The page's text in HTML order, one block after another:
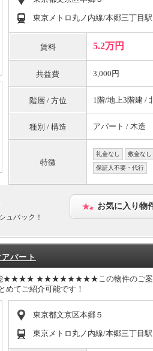
東京メトロ丸ノ内線/本郷三丁目
賃料 5.2万円
共益費 3,000円
階層 / 方位 1階/地上3階建 /
種別 / 構造 アパート / 木造
特徴
礼金なし 敷金なし
保証人不要・代行
ュバック！
お気に入り物
パート
能★★★★ ★★★★★★★★この物件のご
めてご紹介可能です！
東京都文京区本郷５
東京メトロ丸ノ内線/本郷三丁目